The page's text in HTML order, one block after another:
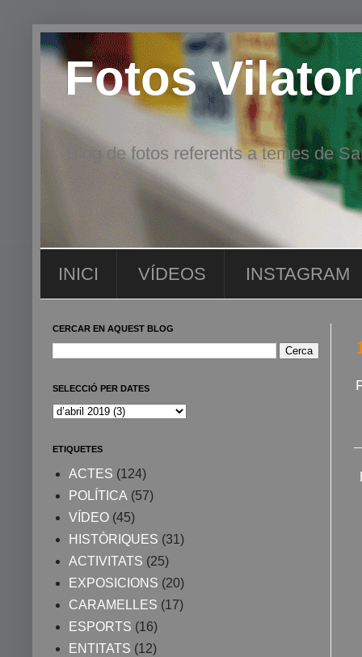
Fotos
Blog de fotos referents a temes de
INICI VÍDEOS INSTAGRAM
CERCAR EN AQUEST BLOG
SELECCIÓ PER DATES
ETIQUETES
ACTES (124)
POLÍTICA (57)
VÍDEO (45)
HISTÒRIQUES (31)
ACTIVITATS (25)
EXPOSICIONS (20)
CARAMELLES (17)
ESPORTS (16)
ENTITATS (12)